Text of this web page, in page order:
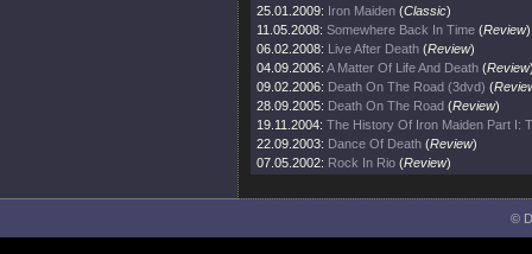
25.01.2009: Iron Maiden (Classic)
11.05.2008: Somewhere Back In Time (Review)
06.02.2008: Live After Death (Review)
04.09.2006: A Matter Of Life And Death (Review
09.02.2006: Death On The Road (3dvd) (
28.09.2005: Death On The Road (Review)
19.11.2004: The History Of Iron Maiden Part I:
22.09.2003: Dance Of Death (Review)
07.05.2002: Rock In Rio (Review)
©